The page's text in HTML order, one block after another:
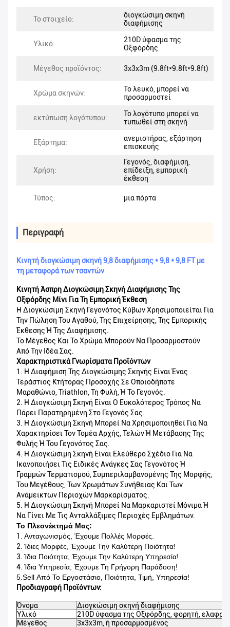
Το στοιχείο:
διογκώσιμη σκηνή
διαφήμισης
Υλικό:
210D ύφασμα της
Οξφόρδης
Μέγεθος προϊόντος: 3x3x3m (9.8ft*9.8ft*9.8ft)
Χρώμα σκηνών:
Το λευκό, μπορεί να
προσαρμοστεί
εκτύπωση λογότυπου:
Το λογότυπο μπορεί να
τυπωθεί στη σκηνή
Εξάρτημα:
ανεμιστήρας, εξάρτηση
επισκευής
Χρήση:
Γεγονός, διαφήμιση,
επίδειξη, εμπορική
έκθεση
Τύπος: μια πόρτα
Περιγραφή
Κινητή διογκώσιμη σκηνή 9,8 διαφήμισης * 9,8 * 9,8 FT με
τη μεταφορά των τσαντών
Κινητή Άσπρη Διογκώσιμη Σκηνή Διαφήμισης Της
Οξφόρδης Μίνι Για Τη Εμπορική Έκθεση
Η Διογκώσιμη Σκηνή Γεγονότος Κύβων Χρησιμοποιείται Για
Την Πώληση Του Αγαθού, Της Επιχείρησης, Της Εμπορικής
Έκθεσης Ή Της Διαφήμισης.
Το Μέγεθος Και Το Χρώμα Μπορούν Να Προσαρμοστούν
Από Την Ιδέα Σας.
Χαρακτηριστικά Γνωρίσματα Προϊόντων
1. Η Διαφήμιση Της Διογκώσιμης Σκηνής Είναι Ένας
Τεράστιος Κτήτορας Προσοχής Σε Οποιοδήποτε
Μαραθώνιο, Triathlon, Τη Φυλή, Ή Το Γεγονός.
2. Η Διογκώσιμη Σκηνή Είναι Ο Ευκολότερος Τρόπος Να
Πάρει Παρατηρημένη Στο Γεγονός Σας.
3. Η Διογκώσιμη Σκηνή Μπορεί Να Χρησιμοποιηθεί Για Να
Χαρακτηρίσει Τον Τομέα Αρχής, Τελών Ή Μετάβασης Της
Φυλής Ή Του Γεγονότος Σας.
4. Η Διογκώσιμη Σκηνή Είναι Ελεύθερο Σχέδιο Για Να
Ικανοποιήσει Τις Ειδικές Ανάγκες Σας Γεγονότος Ή
Γραμμών Τερματισμού, Συμπεριλαμβανομένης Της Μορφής,
Του Μεγέθους, Των Χρωμάτων Συνήθειας Και Των
Ανάμεικτων Περιοχών Μαρκαρίσματος.
5. Η Διογκώσιμη Σκηνή Μπορεί Να Μαρκαριστεί Μόνιμα Ή
Να Γίνει Με Τις Ανταλλάξιμες Περιοχές Εμβλημάτων.
Το Πλεονέκτημά Μας:
1. Ανταγωνισμός, Έχουμε Πολλές Μορφές.
2. Ίδιες Μορφές, Έχουμε Την Καλύτερη Ποιότητα!
3. Ίδια Ποιότητα, Έχουμε Την Καλύτερη Υπηρεσία!
4. Ίδια Υπηρεσία, Έχουμε Τη Γρήγορη Παράδοση!
5.Sell Από Το Εργοστάσιο, Ποιότητα, Τιμή, Υπηρεσία!
Προδιαγραφή Προϊόντων:
Όνομα
Διογκώσιμη σκηνή διαφήμισης
Υλικό
210D ύφασμα της Οξφόρδης, φορητή,
Μέγεθος
3x3x3m, ή προσαρμοσμένος